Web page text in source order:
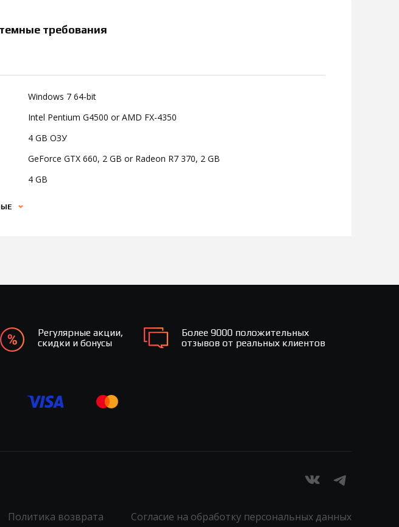
требования
Windows 7 64-bit
Intel Pentium G4500 or AMD FX-4350
4 GB ОЗУ
GeForce GTX 660, 2 GB or Radeon R7 370, 2 GB
4 GB
Регулярные акции,
скидки и бонусы
Более 9000 положительных
отзывов от реальных клиентов
Политика возврата Согласие на обработку персональных данных